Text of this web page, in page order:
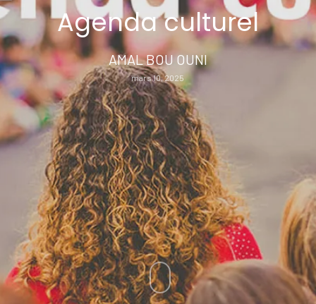
Agenda culturel
AMAL BOU OUNI
mars 10, 2025